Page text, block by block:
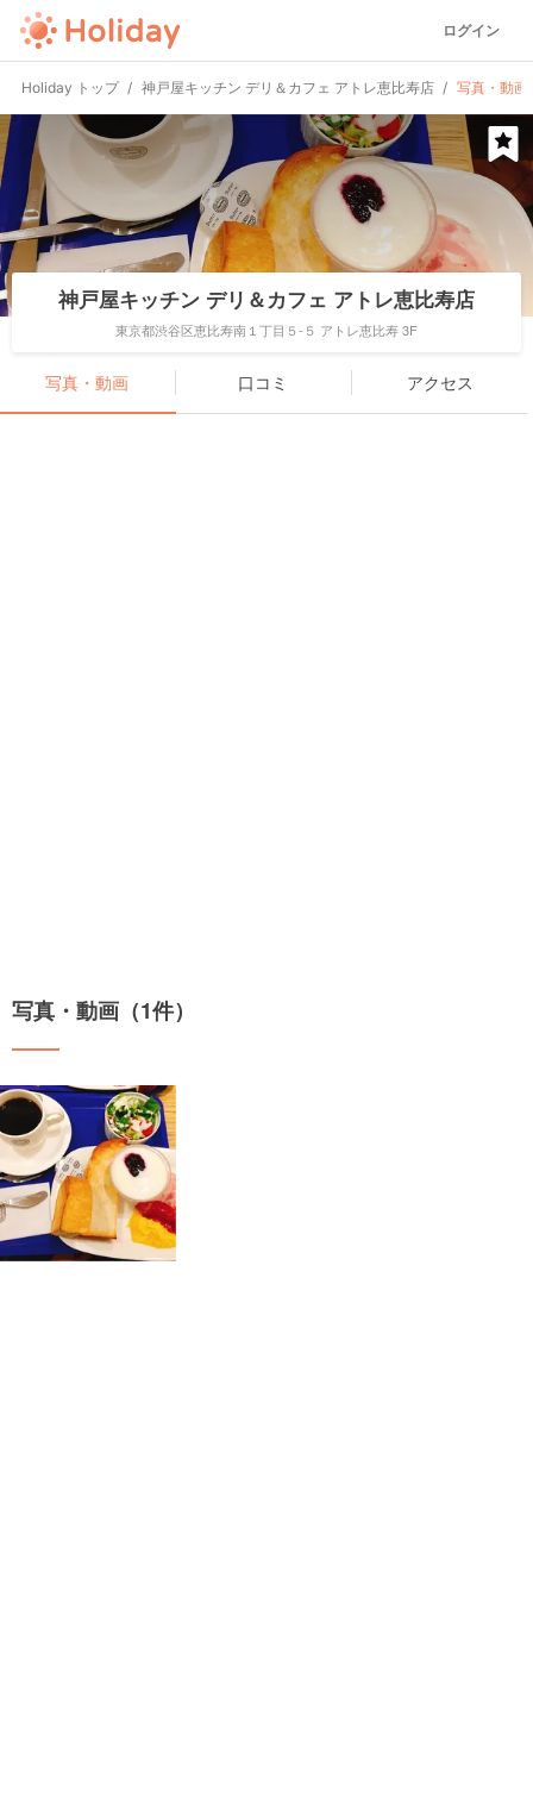
ログイン
Holiday トップ 神戸屋キッチン デリ＆カフェ アトレ恵比寿店 写真・動画
神戸屋キッチン デリ＆カフェ アトレ恵比寿店
東京都渋谷区恵比寿南１丁目５-５ アトレ恵比寿 3F
写真・動画 口コミ アクセス
写真・動画（1件）